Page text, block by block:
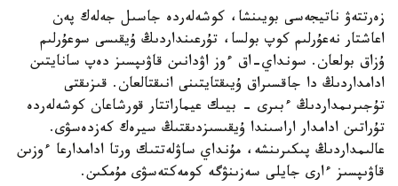
زەرتتەۋ ناتيجەسى بويىنشا، كوشەلەردە جاسىل جەلەك پەن
اعاشتار نەعۇرلىم كوپ بولسا، تۇرعىنداردىڭ ۇيقىسى سوعۇرلىم
ۇزاق بولعان. سونداي-اق ءوز اۋدانىن قاۋىپسىز دەپ سانايتىن
ادامداردىڭ دا جاقسىراق ۇيىقتايتىنى انىقتالعان. قىزىقتى
تۇجىرىمداردىڭ ءبىرى - بيىك عيماراتتار قورشاعان كوشەلەردە
تۇراتىن ادامدار اراسىندا ۇيقىسىزدىقتىڭ سيرەك كەزدەسۋى.
عالىمداردىڭ پىكىرىنشە، مۇنداي ساۋلەتتىك ورتا ادامدارعا ءوزىن
قاۋىپسىز ءارى جايلى سەزىنۋگە كومەكتەسۋى مۇمكىن.